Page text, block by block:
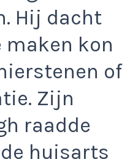
Hij dacht
kon
of
Zijn
raadde
huisarts